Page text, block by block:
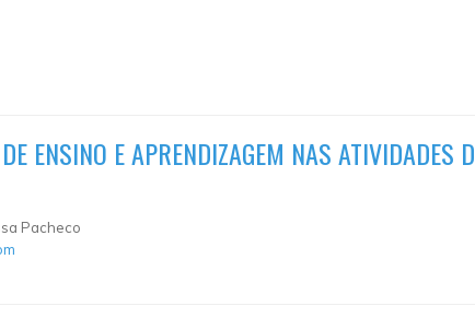
ENSINO E APRENDIZAGEM NAS ATIVIDADES
Pacheco